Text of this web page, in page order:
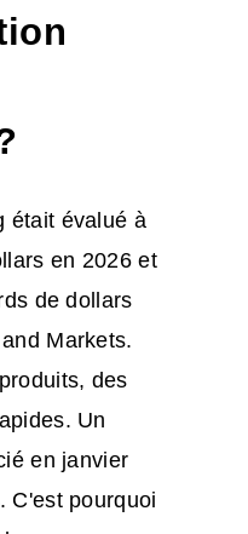
était évalué à
en 2026 et
de dollars
Markets.
des
Un
en janvier
C'est pourquoi